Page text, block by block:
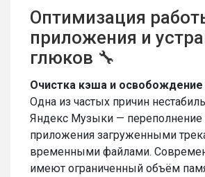
Оптимизация
приложения и
глюков 🔧
Очистка кэша и освобождение
Одна из частых причин
Яндекс Музыки —
приложения загруженными
временными файлами.
имеют ограниченный объём